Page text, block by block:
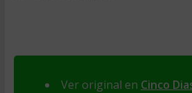
Ver original en Cinco